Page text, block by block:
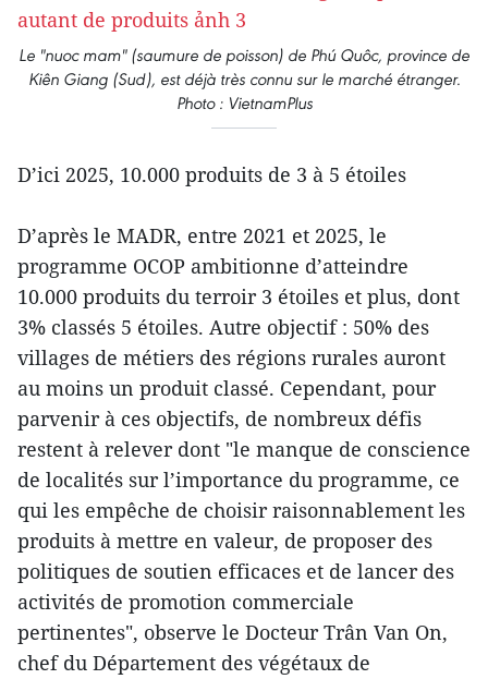
Le "nuoc mam" (saumure de poisson) de Phú Quôc, province de
Kiên Giang (Sud), est déjà très connu sur le marché étranger.
Photo : VietnamPlus
D’ici 2025, 10.000 produits de 3 à 5 étoiles
D’après le MADR, entre 2021 et 2025, le
programme OCOP ambitionne d’atteindre
10.000 produits du terroir 3 étoiles et plus, dont
3% classés 5 étoiles. Autre objectif : 50% des
villages de métiers des régions rurales auront
au moins un produit classé. Cependant, pour
parvenir à ces objectifs, de nombreux défis
restent à relever dont "le manque de conscience
de localités sur l’importance du programme, ce
qui les empêche de choisir raisonnablement les
produits à mettre en valeur, de proposer des
politiques de soutien efficaces et de lancer des
activités de promotion commerciale
pertinentes", observe le Docteur Trân Van On,
chef du Département des végétaux de